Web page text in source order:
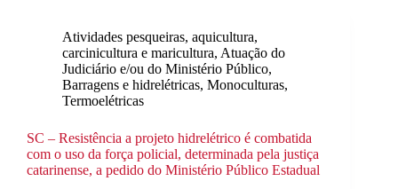
Atividades pesqueiras, aquicultura,
carcinicultura e maricultura, Atuação do
Judiciário e/ou do Ministério Público,
Barragens e hidrelétricas, Monoculturas,
Termoelétricas
SC – Resistência a projeto hidrelétrico é combatida
com o uso da força policial, determinada pela justiça
catarinense, a pedido do Ministério Público Estadual